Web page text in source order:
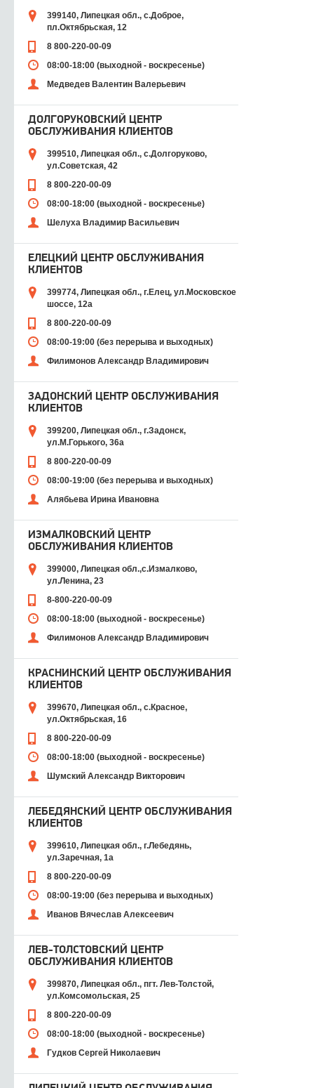
399140, Липецкая обл., с.Доброе,
пл.Октябрьская, 12
8 800-220-00-09
08:00-18:00 (выходной - воскресенье)
Медведев Валентин Валерьевич
ДОЛГОРУКОВСКИЙ ЦЕНТР
ОБСЛУЖИВАНИЯ КЛИЕНТОВ
399510, Липецкая обл., с.Долгоруково,
ул.Советская, 42
8 800-220-00-09
08:00-18:00 (выходной - воскресенье)
Шелуха Владимир Васильевич
ЕЛЕЦКИЙ ЦЕНТР ОБСЛУЖИВАНИЯ
КЛИЕНТОВ
399774, Липецкая обл., г.Елец, ул.Московское
шоссе, 12а
8 800-220-00-09
08:00-19:00 (без перерыва и выходных)
Филимонов Александр Владимирович
ЗАДОНСКИЙ ЦЕНТР ОБСЛУЖИВАНИЯ
КЛИЕНТОВ
399200, Липецкая обл., г.Задонск,
ул.М.Горького, 36а
8 800-220-00-09
08:00-19:00 (без перерыва и выходных)
Алябьева Ирина Ивановна
ИЗМАЛКОВСКИЙ ЦЕНТР
ОБСЛУЖИВАНИЯ КЛИЕНТОВ
399000, Липецкая обл.,с.Измалково,
ул.Ленина, 23
8-800-220-00-09
08:00-18:00 (выходной - воскресенье)
Филимонов Александр Владимирович
КРАСНИНСКИЙ ЦЕНТР ОБСЛУЖИВАНИЯ
КЛИЕНТОВ
399670, Липецкая обл., с.Красное,
ул.Октябрьская, 16
8 800-220-00-09
08:00-18:00 (выходной - воскресенье)
Шумский Александр Викторович
ЛЕБЕДЯНСКИЙ ЦЕНТР ОБСЛУЖИВАНИЯ
КЛИЕНТОВ
399610, Липецкая обл., г.Лебедянь,
ул.Заречная, 1а
8 800-220-00-09
08:00-19:00 (без перерыва и выходных)
Иванов Вячеслав Алексеевич
ЛЕВ-ТОЛСТОВСКИЙ ЦЕНТР
ОБСЛУЖИВАНИЯ КЛИЕНТОВ
399870, Липецкая обл., пгт. Лев-Толстой,
ул.Комсомольская, 25
8 800-220-00-09
08:00-18:00 (выходной - воскресенье)
Гудков Сергей Николаевич